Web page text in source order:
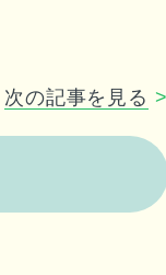
次の記事を見る